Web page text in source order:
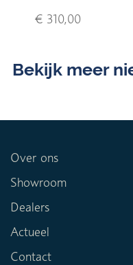
€ 310,00
Bekijk meer
Over ons
Showroom
Dealers
Actueel
Contact